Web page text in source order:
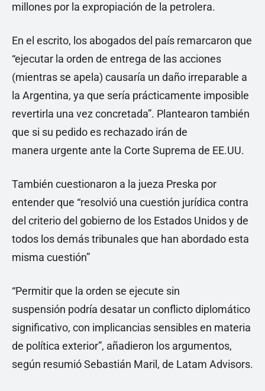
millones por la expropiación de la petrolera.
En el escrito, los abogados del país remarcaron que
“ejecutar la orden de entrega de las acciones
(mientras se apela) causaría un daño irreparable a
la Argentina, ya que sería prácticamente imposible
revertirla una vez concretada”. Plantearon también
que si su pedido es rechazado irán de
manera urgente ante la Corte Suprema de EE.UU.
También cuestionaron a la jueza Preska por
entender que “resolvió una cuestión jurídica contra
del criterio del gobierno de los Estados Unidos y de
todos los demás tribunales que han abordado esta
misma cuestión”
“Permitir que la orden se ejecute sin
suspensión podría desatar un conflicto diplomático
significativo, con implicancias sensibles en materia
de política exterior”, añadieron los argumentos,
según resumió Sebastián Maril, de Latam Advisors.